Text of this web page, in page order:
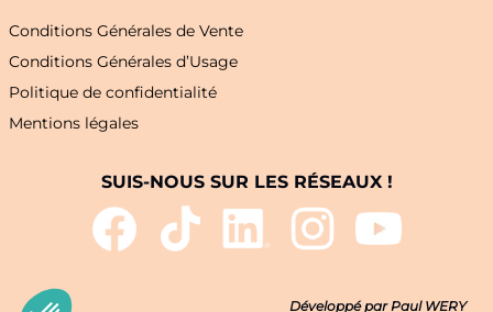
Conditions Générales de Vente
Conditions Générales d’Usage
Politique de confidentialité
Mentions légales
SUIS-NOUS SUR LES RÉSEAUX !
Développé par Paul WERY